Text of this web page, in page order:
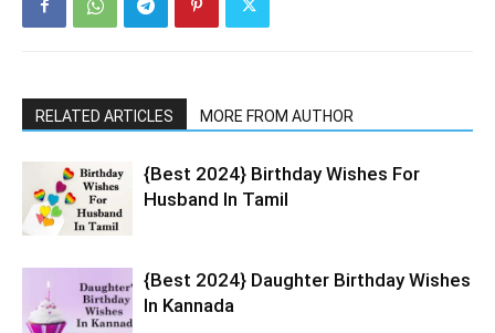
RELATED ARTICLES MORE FROM AUTHOR
{Best 2024} Birthday Wishes For
Husband In Tamil
{Best 2024} Daughter Birthday Wishes
In Kannada